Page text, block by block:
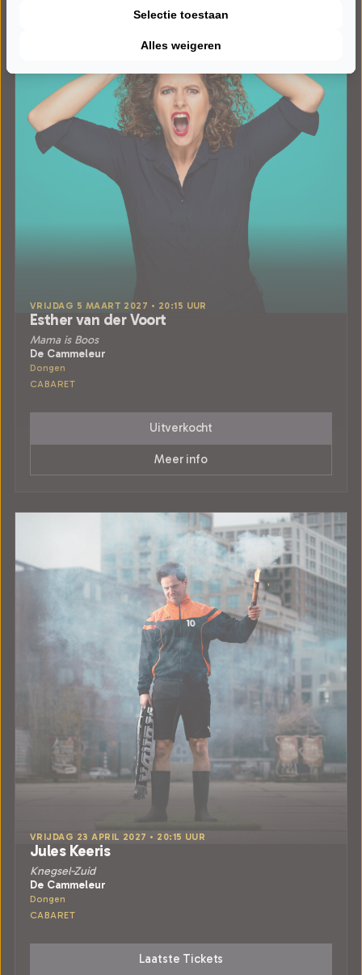
VRIJDAG 5 MAART 2027 • 20:15 UUR
Esther van der Voort
Mama is Boos
De Cammeleur
Dongen
CABARET
Uitverkocht
Meer info
VRIJDAG 23 APRIL 2027 • 20:15 UUR
Jules Keeris
Knegsel-Zuid
De Cammeleur
Dongen
CABARET
Laatste Tickets
Alles weigeren
Selectie toestaan